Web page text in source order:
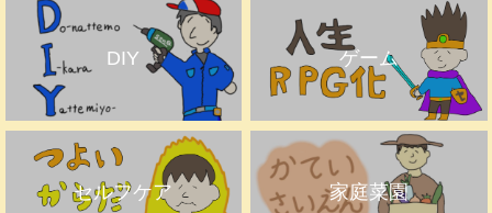
DIY ゲーム
セルフケア 家庭菜園